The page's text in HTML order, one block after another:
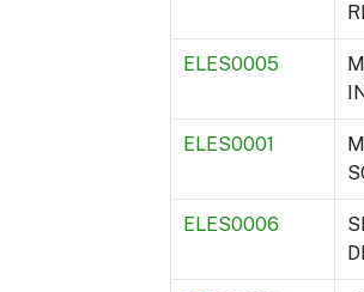
ELES0005
ELES0001
ELES0006